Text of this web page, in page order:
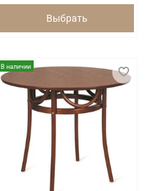
Выбрать
В наличии